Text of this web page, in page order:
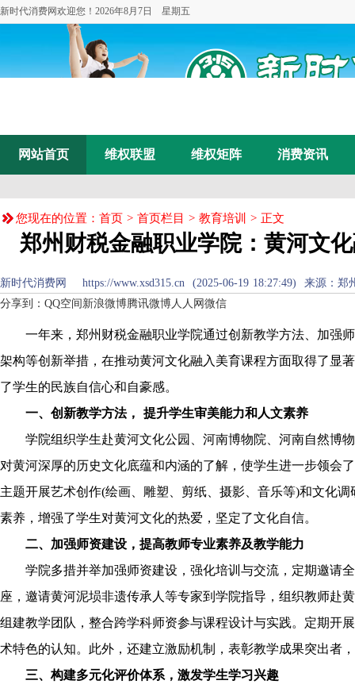
新时代消费网欢迎您！ 2026年8月7日 星期五
网站首页 维权联盟 维权矩阵 消费资讯
您现在的位置： 首页 > 首页栏目 > 教育培训 > 正文
郑州财税金融职业学院：黄河文
新时代消费网 https://www.xsd315.cn (2025-06-19 18:27:49) 来
分享到： QQ空间 新浪微博腾讯微博人人网 微信
一年来，郑州财税金融职业学院通过创新教学方法、加强师
架构等创新举措，在推动黄河文化融入美育课程方面取得了显
了学生的民族自信心和自豪感。
一、创新教学方法， 提升学生审美能力和人文素养
学院组织学生赴黄河文化公园、河南博物院、河南自然博
对黄河深厚的历史文化底蕴和内涵的了解，使学生进一步领会
主题开展艺术创作(绘画、雕塑、剪纸、摄影、音乐等)和文化
素养，增强了学生对黄河文化的热爱，坚定了文化自信。
二、加强师资建设，提高教师专业素养及教学能力
学院多措并举加强师资建设，强化培训与交流，定期邀请
座，邀请黄河泥埙非遗传承人等专家到学院指导，组织教师赴
组建教学团队，整合跨学科师资参与课程设计与实践。定期开
术特色的认知。此外，还建立激励机制，表彰教学成果突出者
三、构建多元化评价体系，激发学生学习兴趣